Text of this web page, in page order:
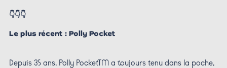
👇👇👇
Le plus récent : Polly Pocket
Depuis 35 ans, Polly PocketTM a toujours tenu dans la poche,